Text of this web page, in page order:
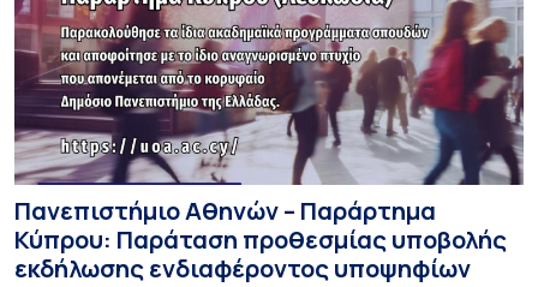
Πανεπιστήμιο Αθηνών – Παράρτημα
Κύπρου: Παράταση προθεσμίας υποβολής
εκδήλωσης ενδιαφέροντος υποψηφίων